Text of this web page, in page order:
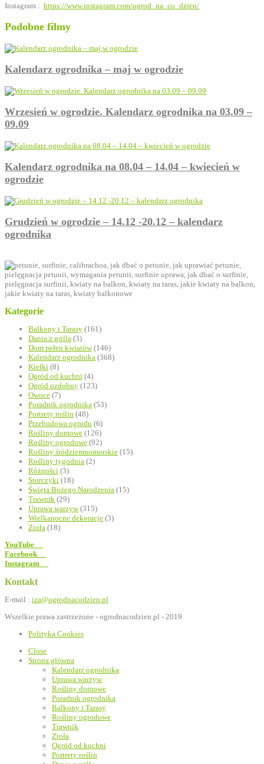
Instagram : https://www.instagram.com/ogrod_na_co_dzien/
Podobne filmy
Kalendarz ogrodnika – maj w ogrodzie
Wrzesień w ogrodzie. Kalendarz ogrodnika na 03.09 –
09.09
Kalendarz ogrodnika na 08.04 – 14.04 – kwiecień w
ogrodzie
Grudzień w ogrodzie – 14.12 -20.12 – kalendarz
ogrodnika
Kategorie
Balkony i Tarasy (161)
Dania z grilla (3)
Dom pełen kwiatów(146)
Kalendarz ogrodnika (368)
Kiełki (8)
Ogród od kuchni (4)
Ogród ozdobny (123)
Owoce (7)
Poradnik ogrodnika (53)
Portrety roślin (48)
Przebudowa ogrodu (6)
Rośliny domowe (126)
Rośliny ogrodowe (92)
Rośliny śródziemnomorskie (15)
Rośliny tygodnia (2)
Różności (3)
Storczyki (18)
Święta Bożego Narodzenia (15)
Trawnik (29)
Uprawa warzyw(315)
Wielkanocne dekoracje (3)
Zioła (18)
YouTube
Facebook
Instagram
Kontakt
E-mail : iza@ogrodnacodzien.pl
Wszelkie prawa zastrzeżone - ogrodnacodzien.pl - 2019
Polityka Cookies
Close
Strona główna
Kalendarz ogrodnika
Uprawa warzyw
Rośliny domowe
Poradnik ogrodnika
Balkony i Tarasy
Rośliny ogrodowe
Trawnik
Zioła
Ogród od kuchni
Portrety roślin